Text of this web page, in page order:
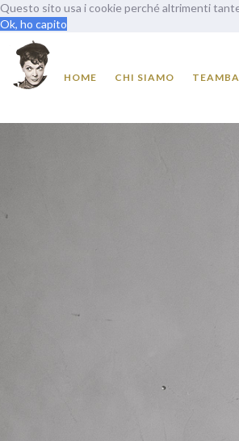
Questo sito usa i cookie perché altrimenti
Ok, ho capito
HOME CHI SIAMO